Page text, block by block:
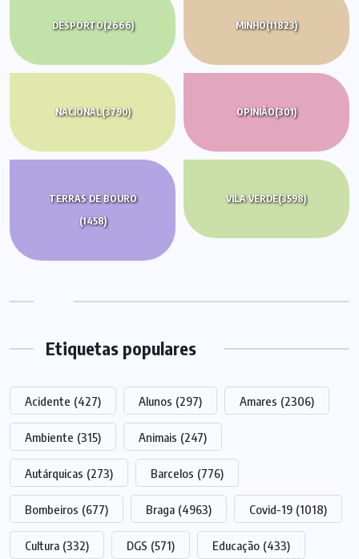
DESPORTO(2666) MINHO(11823)
NACIONAL(3790) OPINIÃO(301)
TERRAS DE BOURO
(1458)
VILA VERDE(3598)
Etiquetas populares
Acidente (427) Alunos (297) Amares (2306)
Ambiente (315) Animais (247)
Autárquicas (273) Barcelos (776)
Bombeiros (677) Braga (4963) Covid-19 (1018)
Cultura (332) DGS (571) Educação (433)